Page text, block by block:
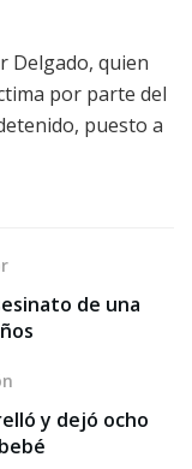
Delgado, quien
por parte del
puesto a
de una
y dejó ocho